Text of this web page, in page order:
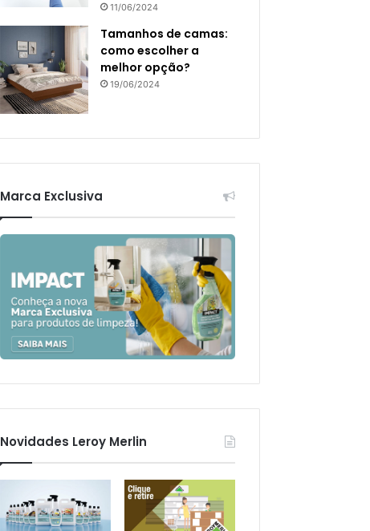
11/06/2024
Tamanhos de camas:
como escolher a
melhor opção?
19/06/2024
Marca Exclusiva
Novidades Leroy Merlin